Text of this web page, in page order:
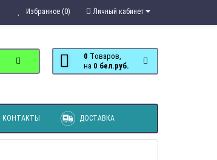
Личный кабинет
Избранное (0)
0 Tоваров,
на
0 бел.руб.
КОНТАКТЫ ДОСТАВКА